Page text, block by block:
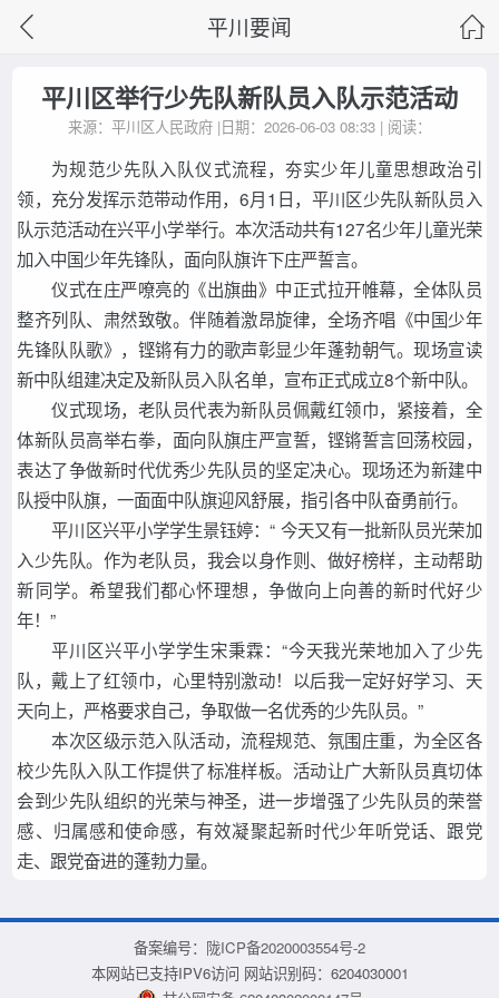
平川要闻
平川区举行少先队新队员入队示范活动
来源：平川区人民政府 |日期：2026-06-03 08:33 | 阅读：
为规范少先队入队仪式流程，夯实少年儿童思想政治引
领，充分发挥示范带动作用，6月1日，平川区少先队新队员入
队示范活动在兴平小学举行。本次活动共有127名少年儿童光荣
加入中国少年先锋队，面向队旗许下庄严誓言。
仪式在庄严嘹亮的《出旗曲》中正式拉开帷幕，全体队员
整齐列队、肃然致敬。伴随着激昂旋律，全场齐唱《中国少年
先锋队队歌》，铿锵有力的歌声彰显少年蓬勃朝气。现场宣读
新中队组建决定及新队员入队名单，宣布正式成立8个新中队。
仪式现场，老队员代表为新队员佩戴红领巾，紧接着，全
体新队员高举右拳，面向队旗庄严宣誓，铿锵誓言回荡校园，
表达了争做新时代优秀少先队员的坚定决心。现场还为新建中
队授中队旗，一面面中队旗迎风舒展，指引各中队奋勇前行。
平川区兴平小学学生景钰婷：“ 今天又有一批新队员光荣加
入少先队。作为老队员，我会以身作则、做好榜样，主动帮助
新同学。希望我们都心怀理想，争做向上向善的新时代好少
年！”
平川区兴平小学学生宋秉霖：“今天我光荣地加入了少先
队，戴上了红领巾，心里特别激动！以后我一定好好学习、天
天向上，严格要求自己，争取做一名优秀的少先队员。”
本次区级示范入队活动，流程规范、氛围庄重，为全区各
校少先队入队工作提供了标准样板。活动让广大新队员真切体
会到少先队组织的光荣与神圣，进一步增强了少先队员的荣誉
感、归属感和使命感，有效凝聚起新时代少年听党话、跟党
走、跟党奋进的蓬勃力量。
备案编号： 陇ICP备2020003554号-2
本网站已支持IPV6访问 网站识别码：6204030001